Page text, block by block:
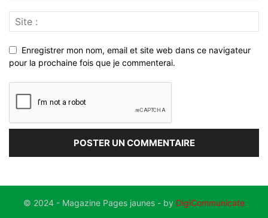
Enregistrer mon nom, email et site web dans ce navigateur
pour la prochaine fois que je commenterai.
© 2024 - Magazine Pages jaunes - by DigiCommunicate